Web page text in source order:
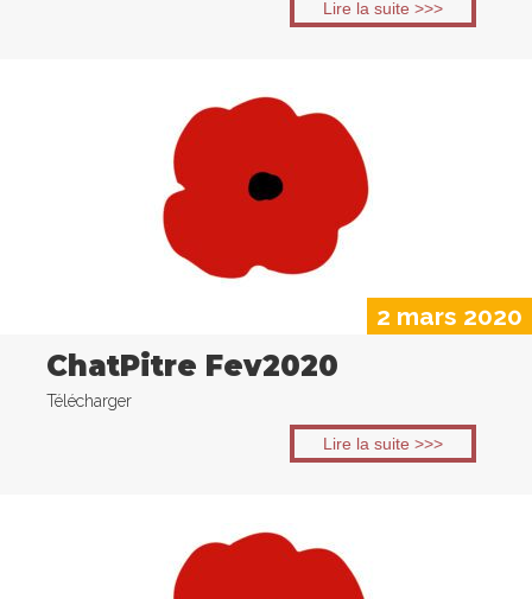
Lire la suite >>>
2 mars 2020
ChatPitre Fev2020
Télécharger
Lire la suite >>>